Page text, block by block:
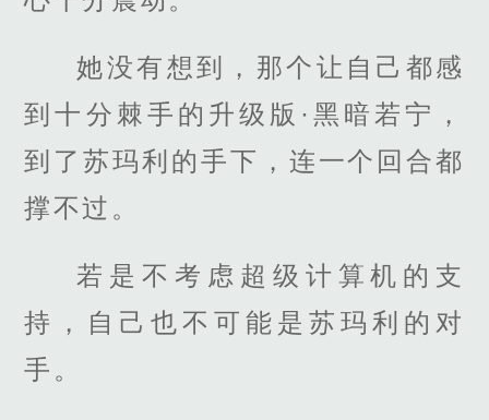
她没有想到，那个让自己都感
到十分棘手的升级版·黑暗若宁，
到了苏玛利的手下，连一个回合都
撑不过。
若是不考虑超级计算机的支
持，自己也不可能是苏玛利的对
手。